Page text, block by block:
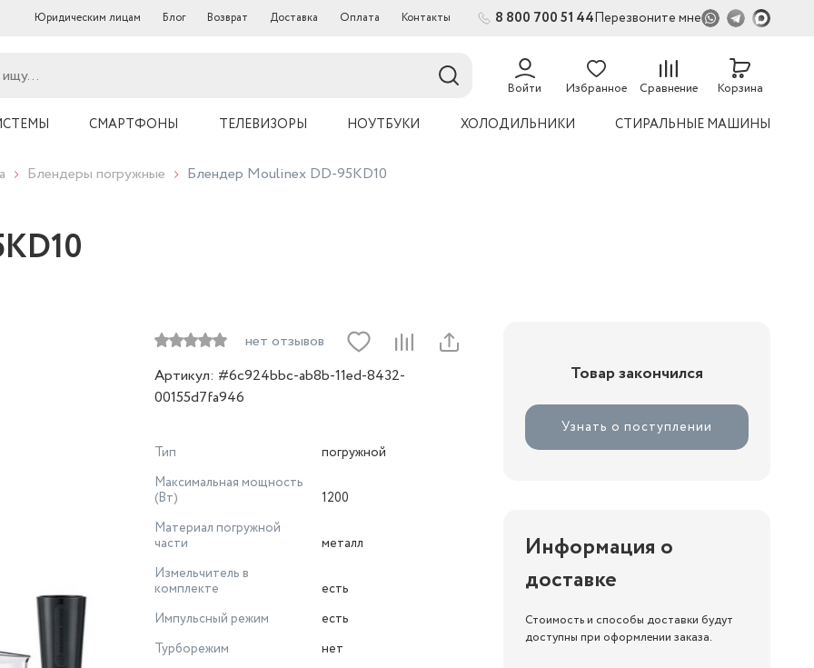
Юридическим лицам Блог Возврат Доставка Оплата Контакты 8 800 700 51 44Перезвоните мне
Войти Избранное Сравнение
54
Корзина
СМАРТФОНЫ ТЕЛЕВИЗОРЫ НОУТБУКИ ХОЛОДИЛЬНИКИ СТИРАЛЬНЫЕ МАШИНЫ
Блендеры погружные Блендер Moulinex DD-95KD10
нет отзывов
Артикул: #6c924bbc-ab8b-11ed-8432-
00155d7fa946
Тип
погружной
Максимальная мощность
(Вт)
1200
Материал погружной
части
металл
Измельчитель в
комплекте
есть
Импульсный режим
есть
Турборежим
нет
Товар закончился
Узнать о поступлении
Информация о
доставке
Стоимость и способы доставки будут
доступны при оформлении заказа.